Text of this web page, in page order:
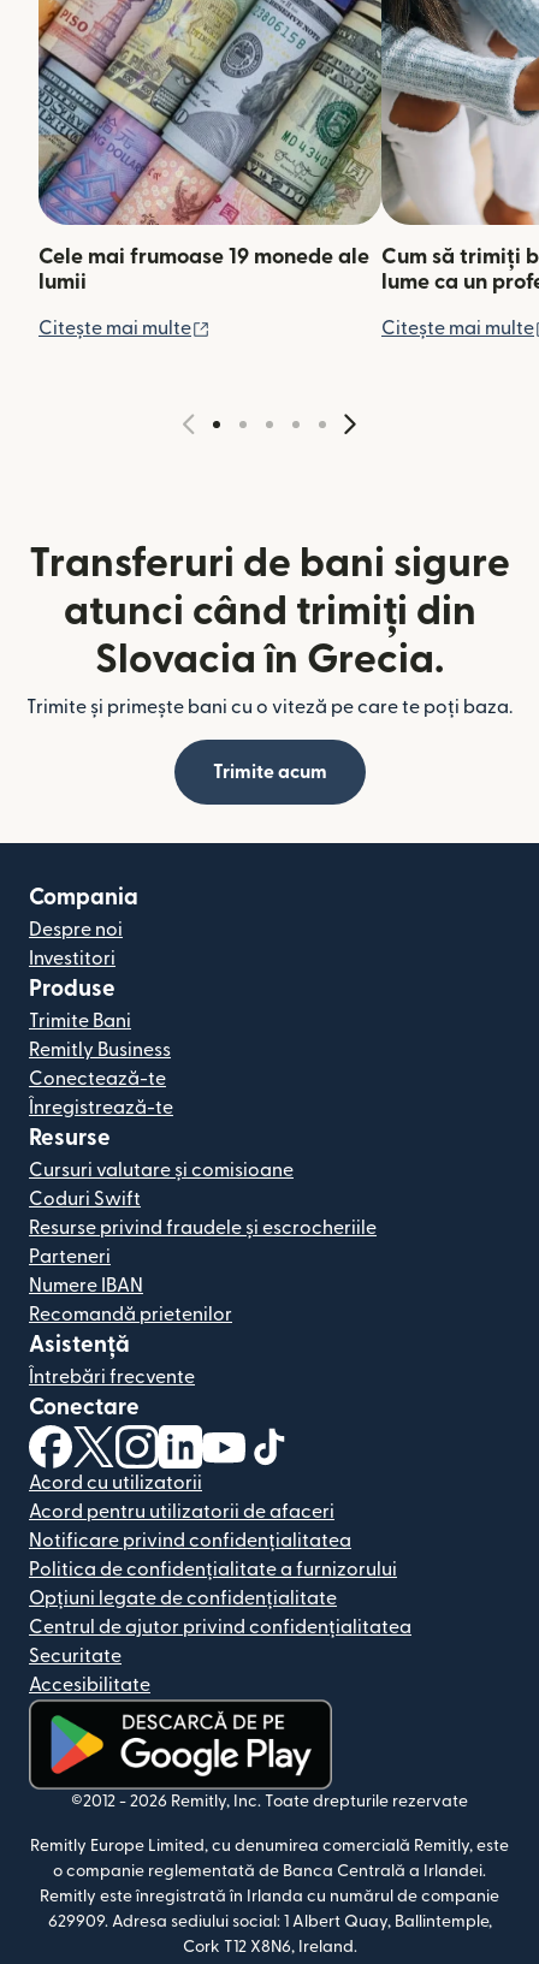
Cele mai frumoase 19 monede ale
lumii
Citește mai multe (se deschide într-o fereastră nouă)
Cum să trimiți
lume ca un
Citește mai multe
Transferuri de bani sigure
atunci când trimiți din
Slovacia în Grecia.
Trimite și primește bani cu o viteză pe care te poți baza.
Trimite acum
Compania
Despre noi
Investitori
Produse
Trimite Bani
Remitly Business
Conectează-te
Înregistrează-te
Resurse
Cursuri valutare și comisioane
Coduri Swift
Resurse privind fraudele și escrocheriile
Parteneri
Numere IBAN
Recomandă prietenilor
Asistență
Întrebări frecvente
Conectare
(se deschide într-o fereastră nouă)
(se deschide într-o fereastră nouă)
(se deschide într-o fereastră nouă)
(se deschide într-o fereastră nouă)
(se deschide într-o fereastră
Acord cu utilizatorii
Acord pentru utilizatorii de afaceri
Notificare privind confidențialitatea
Politica de confidențialitate a furnizorului
Opțiuni legate de confidențialitate
Centrul de ajutor privind confidențialitatea
Securitate
Accesibilitate
(se deschide într-o fereastră nouă)
©2012 - 2026 Remitly, Inc. Toate drepturile rezervate
Remitly Europe Limited, cu denumirea comercială Remitly, este
o companie reglementată de Banca Centrală a Irlandei.
Remitly este înregistrată în Irlanda cu numărul de companie
629909. Adresa sediului social: 1 Albert Quay, Ballintemple,
Cork T12 X8N6, Ireland.